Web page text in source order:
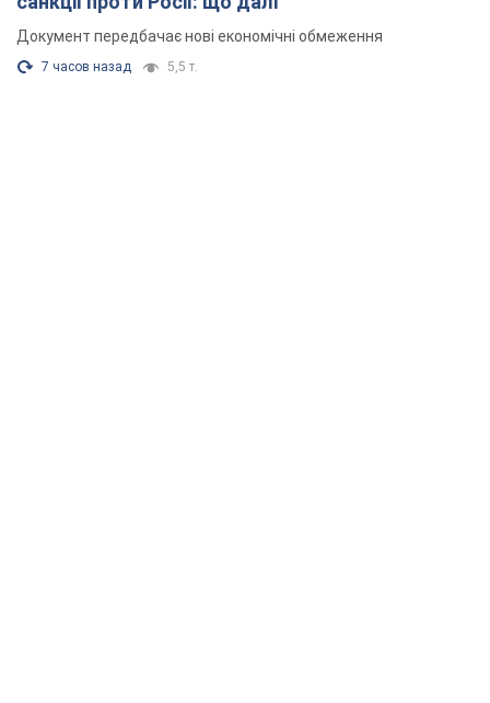
Документ передбачає нові економічні обмеження
7 часов назад 5,5 т.